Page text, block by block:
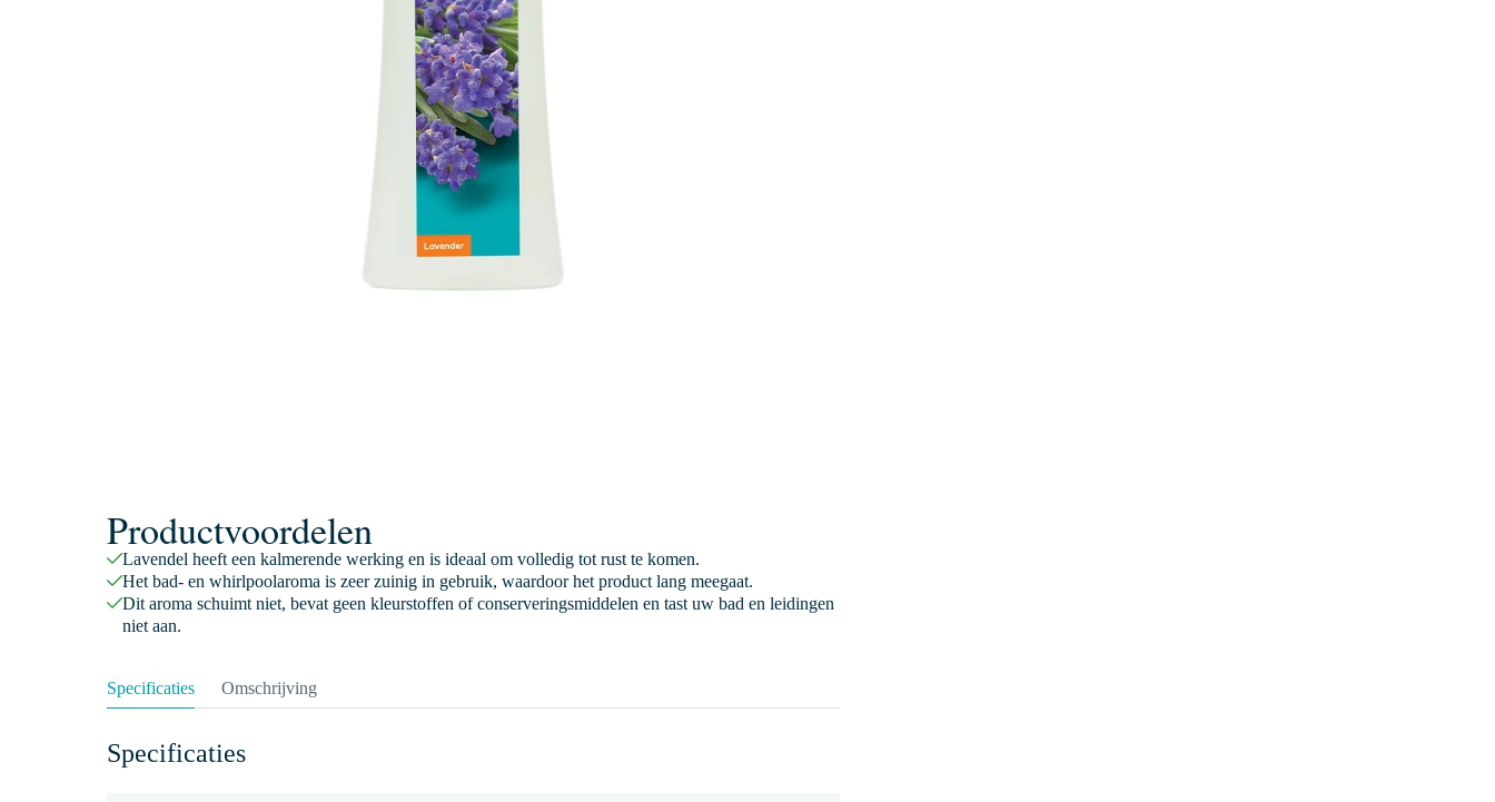
Productvoordelen
Lavendel heeft een kalmerende werking en is ideaal om volledig tot rust te komen.
Het bad- en whirlpoolaroma is zeer zuinig in gebruik, waardoor het product lang meegaat.
Dit aroma schuimt niet, bevat geen kleurstoffen of conserveringsmiddelen en tast uw bad en leidingen
niet aan.
Specificaties Omschrijving
Specificaties